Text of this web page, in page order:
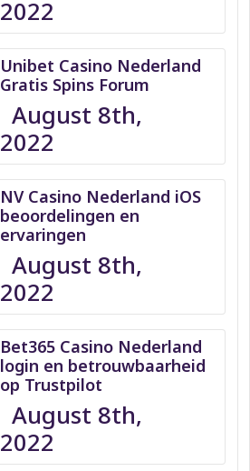
2022
Unibet Casino Nederland
Gratis Spins Forum
August 8th,
2022
NV Casino Nederland iOS
beoordelingen en
ervaringen
August 8th,
2022
Bet365 Casino Nederland
login en betrouwbaarheid
op Trustpilot
August 8th,
2022